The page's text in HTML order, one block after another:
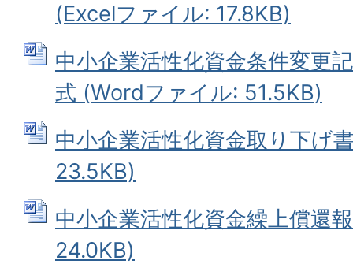
(Excelファイル: 17.8KB)
中小企業活性化資金条件変更
式 (Wordファイル: 51.5KB)
中小企業活性化資金取り下げ
23.5KB)
中小企業活性化資金繰上償還
24.0KB)